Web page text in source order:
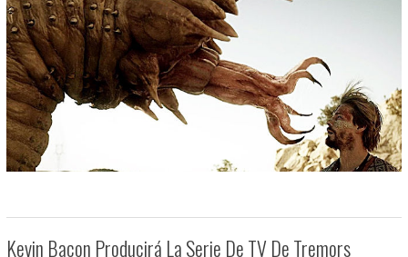
Kevin Bacon Producirá La Serie De TV De Tremors